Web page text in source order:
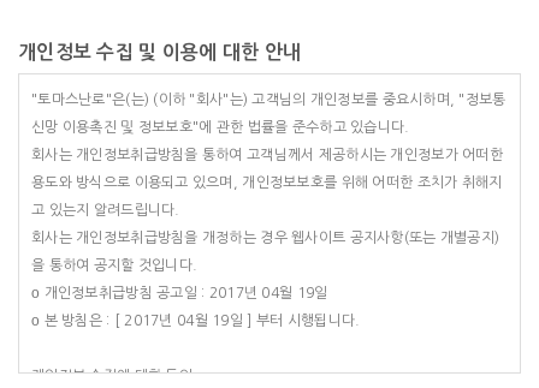
1. 이용자 : 본 약관에 따라 회사가 제공하는 서비스를 받는 자
2. 이용계약 : 서비스 이용과 관련하여 회사와 이용자간에 체결하는 계약
3. 가입 : 회사가 제공하는 신청서 양식에 해당 정보를 기입하고, 본 약관에 동
의하여 서비스 이용계약을 완료시키는행위
4. 회원 : 당 사이트에 회원가입에 필요한 개인정보를 제공하여 회원 등록을 한
자
5. 이용자번호(ID) : 회원 식별과 회원의 서비스 이용을 위하여 이용자가 선정하
고 회사가 승인하는 영문자와 숫자의 조합
6. 패스워드(PASSWORD) : 회원의 정보 보호를 위해 이용자 자신이 설정한
영문자와 숫자, 특수문자의 조합
7. 이용해지 : 회사 또는 회원이 서비스 이용 이후 그 이용계약을 종료시키는 의
개인정보 수집 및 이용에 대한 안내
"토마스난로"은(는) (이하 "회사"는) 고객님의 개인정보를 중요시하며, "정보통
신망 이용촉진 및 정보보호"에 관한 법률을 준수하고 있습니다.
회사는 개인정보취급방침을 통하여 고객님께서 제공하시는 개인정보가 어떠한
용도와 방식으로 이용되고 있으며, 개인정보보호를 위해 어떠한 조치가 취해지
고 있는지 알려드립니다.
회사는 개인정보취급방침을 개정하는 경우 웹사이트 공지사항(또는 개별공지)
을 통하여 공지할 것입니다.
ο 개인정보취급방침 공고일 : 2017년 04월 19일
ο 본 방침은 : [ 2017년 04월 19일 ] 부터 시행됩니다.
개인정보 수집에 대한 동의